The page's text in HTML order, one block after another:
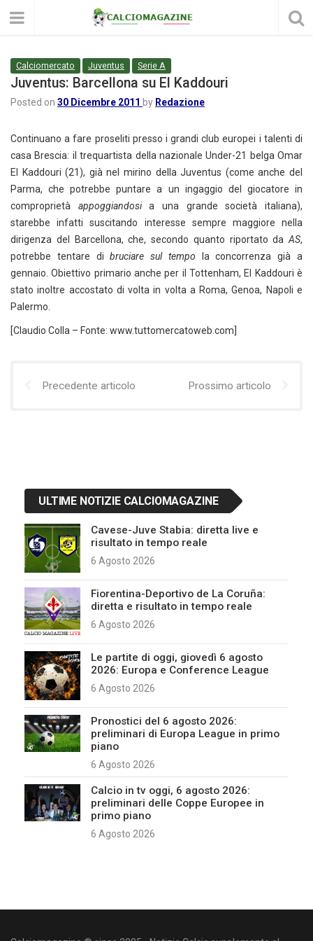
Calciomercato Juventus Serie A
Juventus: Barcellona su El Kaddouri
Posted on 30 Dicembre 2011 by Redazione
Continuano a fare proseliti presso i grandi club europei i talenti di
casa Brescia: il trequartista della nazionale Under-21 belga Omar
El Kaddouri (21), già nel mirino della Juventus (come anche del
Parma, che potrebbe puntare a un ingaggio del giocatore in
comproprietà appoggiandosia una grande società italiana),
starebbe infatti suscitando interesse sempre maggiore nella
dirigenza del Barcellona, che, secondo quanto riportato da AS,
potrebbe tentare dibruciare sul tempo la concorrenza già a
gennaio. Obiettivo primario anche per il Tottenham, El Kaddouri è
stato inoltre accostato di volta in volta a Roma, Genoa, Napoli e
Palermo.
[Claudio Colla – Fonte: www.tuttomercatoweb.com]
Precedente articolo Prossimo articolo
ULTIME NOTIZIE CALCIOMAGAZINE
Cavese-Juve Stabia: diretta live e
risultato in tempo reale
6 Agosto 2026
Fiorentina-Deportivo de La Coruña:
diretta e risultato in tempo reale
6 Agosto 2026
Le partite di oggi, giovedì 6 agosto
2026: Europa e Conference League
6 Agosto 2026
Pronostici del 6 agosto 2026:
preliminari di Europa League in primo
piano
6 Agosto 2026
Calcio in tv oggi, 6 agosto 2026:
preliminari delle Coppe Europee in
primo piano
6 Agosto 2026